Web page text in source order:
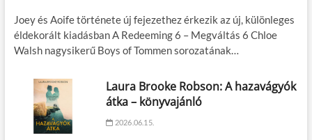
Joey és Aoife története új fejezethez érkezik az új, különleges
éldekorált kiadásban A Redeeming 6 – Megváltás 6 Chloe
Walsh nagysikerű Boys of Tommen sorozatának…
Laura Brooke Robson: A hazavágyók
átka – könyvajánló
2026.06.15.